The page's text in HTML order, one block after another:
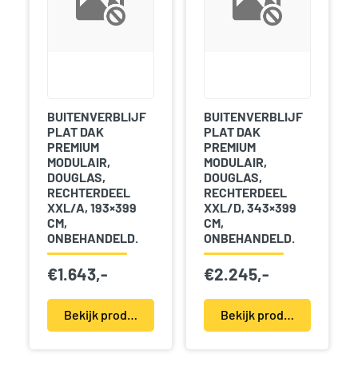
BUITENVERBLIJF
PLAT DAK
PREMIUM
MODULAIR,
DOUGLAS,
RECHTERDEEL
XXL/A, 193×399
CM,
ONBEHANDELD.
€1.643,-
Bekijk product(en)
BUITENVERBLIJF
PLAT DAK
PREMIUM
MODULAIR,
DOUGLAS,
RECHTERDEEL
XXL/D, 343×399
CM,
ONBEHANDELD.
€2.245,-
Bekijk product(en)